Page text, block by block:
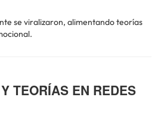
se viralizaron, alimentando teorías
TEORÍAS EN REDES